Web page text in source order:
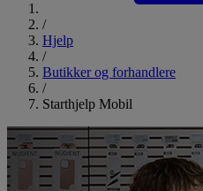
/
Hjelp
/
Butikker og forhandlere
/
Starthjelp Mobil